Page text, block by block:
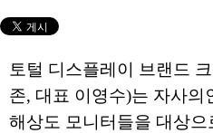
토털 디스플레이 브랜드
존, 대표 이영수)는 자사의
해상도 모니터들을 대상